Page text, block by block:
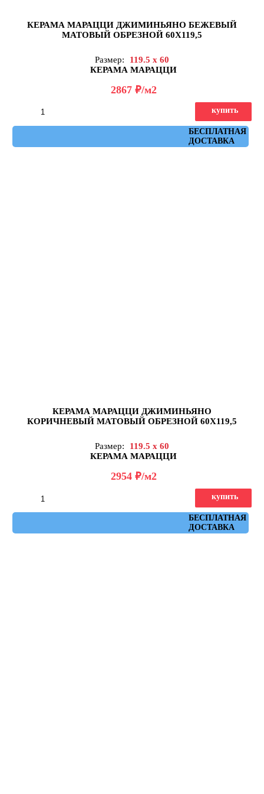
КЕРАМА МАРАЦЦИ ДЖИМИНЬЯНО БЕЖЕВЫЙ
МАТОВЫЙ ОБРЕЗНОЙ 60Х119,5
Размер:
119.5 x 60
КЕРАМА МАРАЦЦИ
2867 д/м2
БЕСПЛАТНАЯ
ДОСТАВКА
купить
КЕРАМА МАРАЦЦИ ДЖИМИНЬЯНО
КОРИЧНЕВЫЙ МАТОВЫЙ ОБРЕЗНОЙ 60Х119,5
Размер:
119.5 x 60
КЕРАМА МАРАЦЦИ
2954 д/м2
БЕСПЛАТНАЯ
ДОСТАВКА
купить